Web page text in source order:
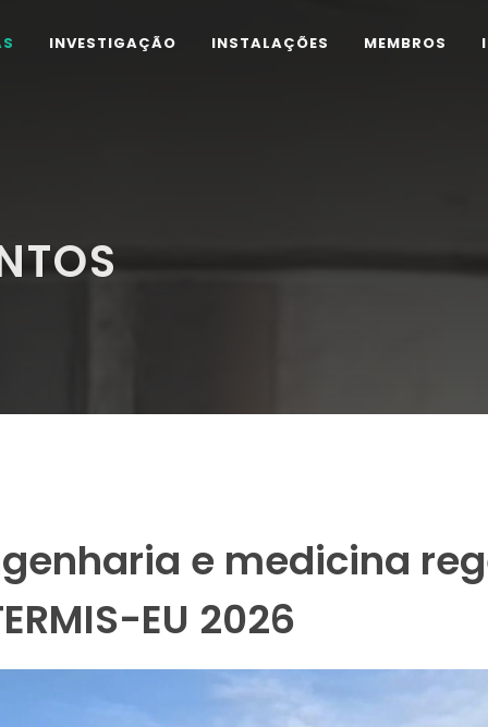
INVESTIGAÇÃO INSTALAÇÕES MEMBROS
e medicina
EU 2026